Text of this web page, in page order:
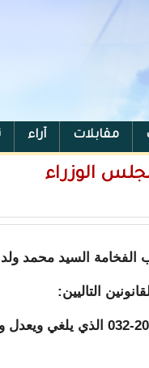
مقابلات آراء
الوزراء
التاليين: